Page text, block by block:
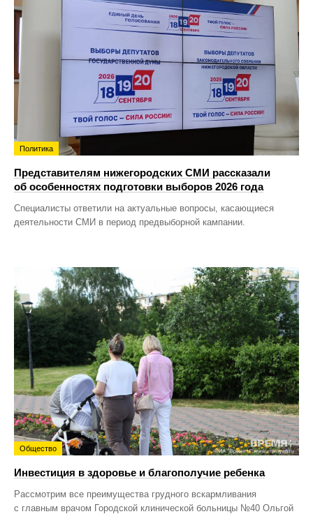
Политика
Представителям нижегородских СМИ рассказали
об особенностях подготовки выборов 2026 года
Специалисты ответили на актуальные вопросы, касающиеся
деятельности СМИ в период предвыборной кампании.
Общество
Инвестиция в здоровье и благополучие ребенка
Рассмотрим все преимущества грудного вскармливания
с главным врачом Городской клинической больницы №40 Ольгой